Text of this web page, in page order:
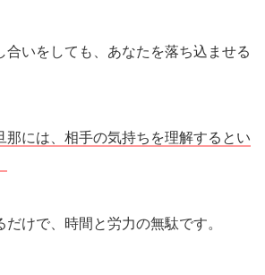
合いをしても、あなたを落ち込ませる
那には、相手の気持ちを理解するとい
けで、時間と労力の無駄です。